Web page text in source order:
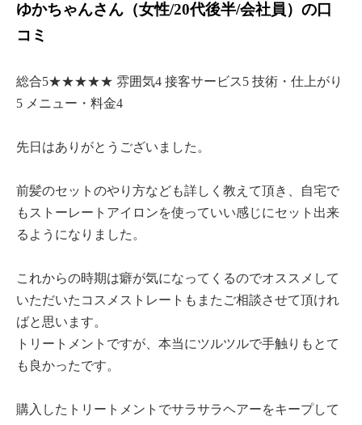
ゆかちゃんさん（女性/20代後半/会社員）の口
コミ
総合5★★★★★ 雰囲気4 接客サービス5 技術・仕上がり
5 メニュー・料金4
先日はありがとうございました。
前髪のセットのやり方なども詳しく教えて頂き、自宅で
もストーレートアイロンを使っていい感じにセット出来
るようになりました。
これからの時期は癖が気になってくるのでオススメして
いただいたコスメストレートもまたご相談させて頂けれ
ばと思います。
トリートメントですが、本当にツルツルで手触りもとて
も良かったです。
購入したトリートメントでサラサラヘアーをキープして